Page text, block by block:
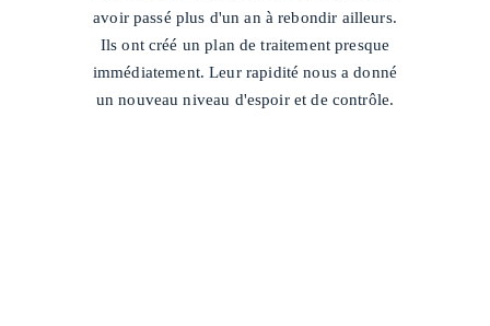
avoir passé plus d'un an à rebondir ailleurs.
Ils ont créé un plan de traitement presque
immédiatement. Leur rapidité nous a donné
un nouveau niveau d'espoir et de contrôle.